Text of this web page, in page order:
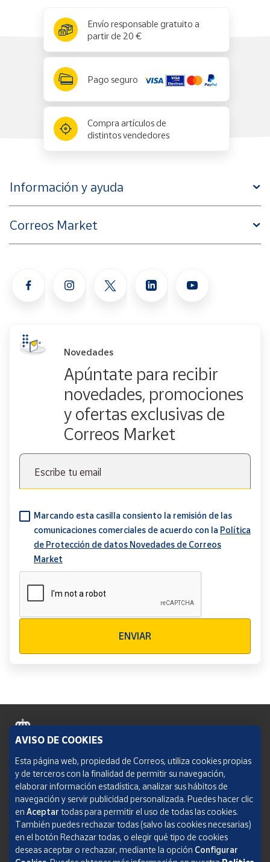
Envío responsable gratuito a
partir de 20 €
Pago seguro
Compra artículos de
distintos vendedores
Información y ayuda
Correos Market
Novedades
Apúntate para recibir
novedades, promociones
y ofertas exclusivas de
Correos Market
Escribe tu email
Marcando esta casilla consiento la remisión de las
comunicaciones comerciales de acuerdo con la Política
de Protección de datos Novedades de Correos
Market
ENVIAR
Política de cookies
Aviso legal
Condiciones del servicio
Política de Privacidad Web
Informe de transparencia
AVISO DE COOKIES
Esta página web, propiedad de Correos, utiliza cookies propias
y de terceros con la finalidad de permitir su navegación,
elaborar información estadística, analizar sus hábitos de
navegación y servir publicidad personalizada. Puedes hacer clic
en Aceptar todas para permitir el uso de todas las cookies.
También puedes rechazar todas (salvo las cookies necesarias)
en el botón Rechazar todas, o elegir qué tipo de cookies
deseas aceptar o rechazar, mediante la opción Configurar